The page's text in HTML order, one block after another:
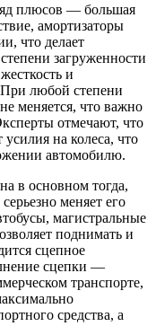
плюсов — большая
амортизаторы
что делает
загруженности
и
любой степени
меняется, что важно
отмечают, что
усилия на колеса, что
автомобилю.
в основном тогда,
меняет его
магистральные
поднимать и
сцепное
сцепки —
транспорте,
средства, а